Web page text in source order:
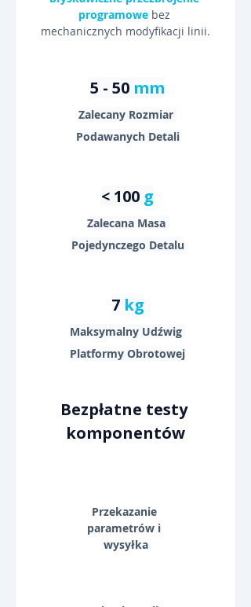
programowe bez
mechanicznych modyfikacji linii.
5 - 50 mm
Zalecany Rozmiar
Podawanych Detali
< 100 g
Zalecana Masa
Pojedynczego Detalu
7 kg
Maksymalny Udźwig
Platformy Obrotowej
Bezpłatne testy
komponentów
Przekazanie
parametrów i
wysyłka